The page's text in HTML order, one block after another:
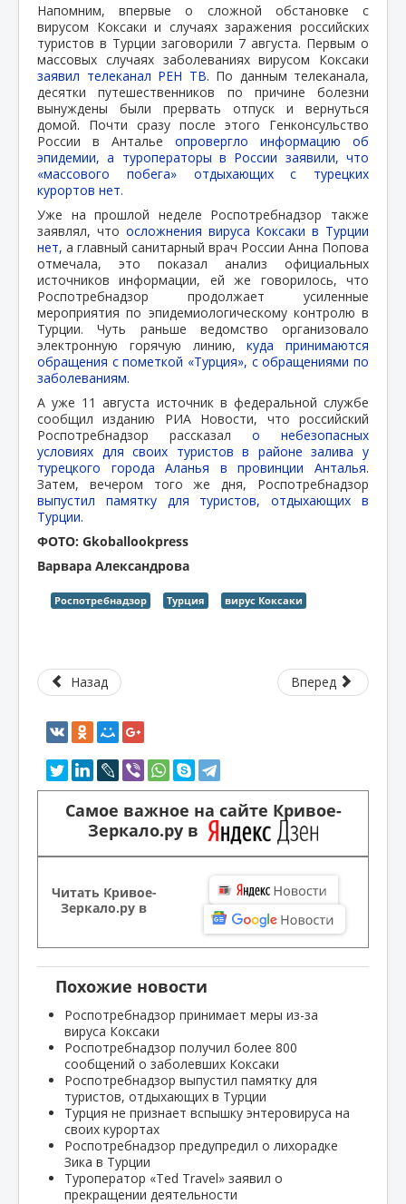
Напомним, впервые о сложной обстановке с
вирусом Коксаки и случаях заражения российских
туристов в Турции заговорили 7 августа. Первым о
массовых случаях заболеваниях вирусом Коксаки
заявил телеканал РЕН ТВ. По данным телеканала,
десятки путешественников по причине болезни
вынуждены были прервать отпуск и вернуться
домой. Почти сразу после этого Генконсульство
России в Анталье опровергло информацию об
эпидемии, а туроператоры в России заявили, что
«массового побега» отдыхающих с турецких
курортов нет.
Уже на прошлой неделе Роспотребнадзор также
заявлял, что осложнения вируса Коксаки в Турции
нет, а главный санитарный врач России Анна Попова
отмечала, это показал анализ официальных
источников информации, ей же говорилось, что
Роспотребнадзор продолжает усиленные
мероприятия по эпидемиологическому контролю в
Турции. Чуть раньше ведомство организовало
электронную горячую линию,куда принимаются
обращения с пометкой «Турция», с обращениями по
заболеваниям.
А уже 11 августа источник в федеральной службе
сообщил изданию РИА Новости, что российский
Роспотребнадзор рассказал о небезопасных
условиях для своих туристов в районе залива у
турецкого города Аланья в провинции Анталья.
Затем, вечером того же дня, Роспотребнадзор
выпустил памятку для туристов, отдыхающих в
Турции.
ФОТО: Gkoballookpress
Варвара Александрова
Роспотребнадзор Турция вирус Коксаки
Назад Вперед
Самое важное на сайте Кривое-
Зеркало.ру в
Читать Кривое-
Зеркало.ру в
Похожие новости
Роспотребнадзор принимает меры из-за
вируса Коксаки
Роспотребнадзор получил более 800
сообщений о заболевших Коксаки
Роспотребнадзор выпустил памятку для
туристов, отдыхающих в Турции
Турция не признает вспышку энтеровируса на
своих курортах
Роспотребнадзор предупредил о лихорадке
Зика в Турции
Туроператор «Ted Travel» заявил о
прекращении деятельности